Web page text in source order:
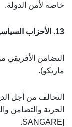
خاصة لأمن الدولة.
13. الأحزاب السياسية وقادتها
التضامن الأفريقي
ماريكو).
التحالف من أجل
SANGARE].